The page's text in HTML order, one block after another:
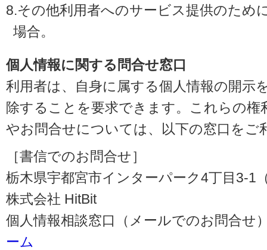
8.その他利用者へのサービス提供のため
場合。
個人情報に関する問合せ窓口
利用者は、自身に属する個人情報の開示
除することを要求できます。これらの権
やお問合せについては、以下の窓口をご
［書信でのお問合せ］
栃木県宇都宮市インターパーク4丁目3-1
株式会社 HitBit
個人情報相談窓口（メールでのお問合せ
ーム